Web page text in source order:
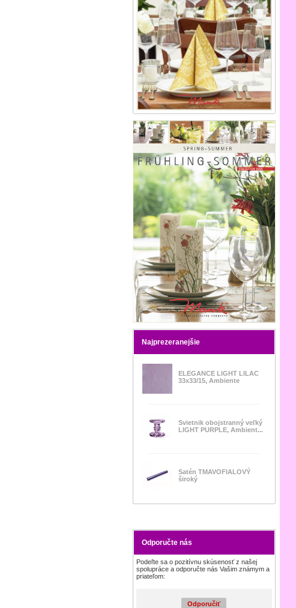
Najprezeranejšie
ELEGANCE LIGHT LILAC
33x33/15, Ambiente
Svietnik obojstranný veľký
LIGHT PURPLE, Ambient...
Satén TMAVOFIALOVÝ
široký
Odporučte nás
Podeľte sa o pozitívnu skúsenosť z našej
spolupráce a odporučte nás Vašim známym a
priateľom:
Odporučiť